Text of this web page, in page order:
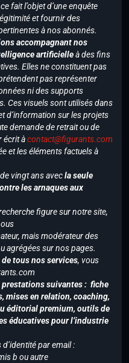
fait l’objet d’une enquête
et fournir des
à nos abonnés.
accompagnant nos
artificielleà des fins
Elles ne constituent pas
pas représenter
ni des supports
Ces visuels sont utilisés dans
d’information sur les projets
demande de retrait ou de
écrit àcontact@figurants.com
et les éléments factuels à
vingt ans avecla seule
les arnaques aux
figure sur notre site,
mais modérateur des
agrégées sur nos pages.
de tous nos services, vous
prestations suivantes : fiche
mises en relation, coaching,
éditorial premium, outils de
éducatives pour l’industrie
par email :
b ou autre